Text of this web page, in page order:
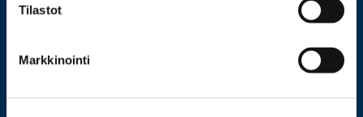
Tilastot
Markkinointi
Tutkimus